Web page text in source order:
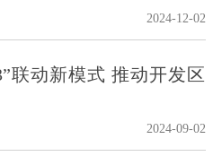
2024-12-02
联动新模式 推动开发区
2024-09-02